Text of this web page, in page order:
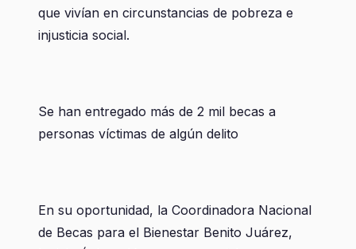
que vivían en circunstancias de pobreza e
injusticia social.
Se han entregado más de 2 mil becas a
personas víctimas de algún delito
En su oportunidad, la Coordinadora Nacional
de Becas para el Bienestar Benito Juárez,